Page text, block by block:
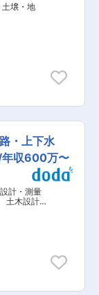
土壌・地
・上下水
収600万〜
計・測量
土木設計・